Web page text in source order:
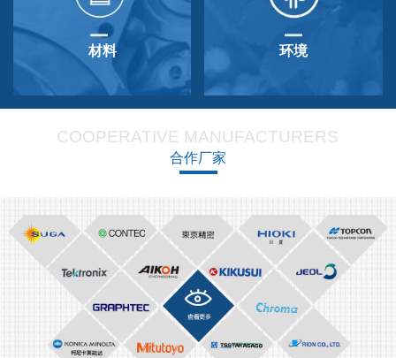
材料 环境
COOPERATIVE MANUFACTURERS
合作厂家